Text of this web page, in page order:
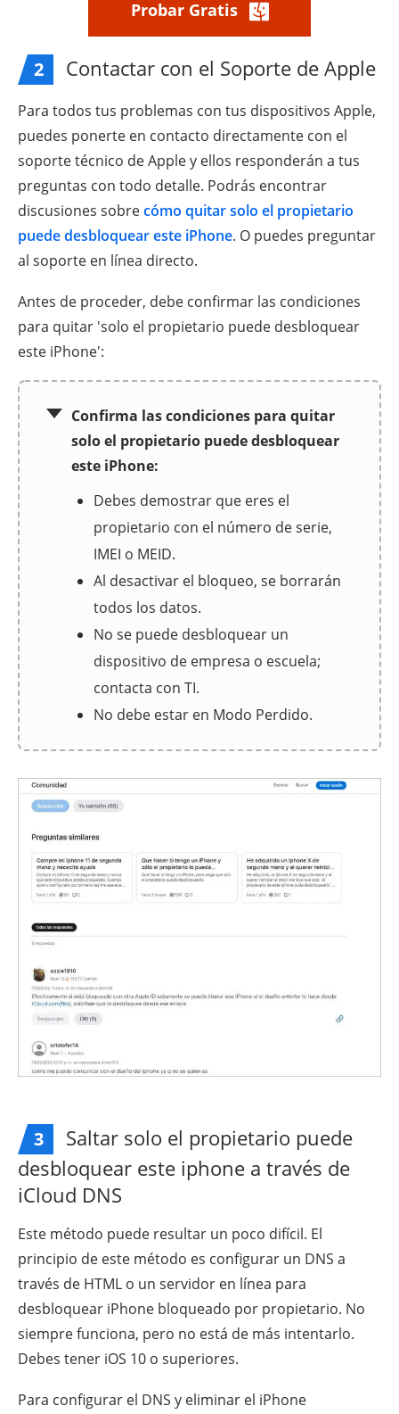
Probar Gratis
2 Contactar con el Soporte de Apple
Para todos tus problemas con tus dispositivos Apple,
puedes ponerte en contacto directamente con el
soporte técnico de Apple y ellos responderán a tus
preguntas con todo detalle. Podrás encontrar
discusiones sobrecómo quitar solo el propietario
puede desbloquear este iPhone. O puedes preguntar
al soporte en línea directo.
Antes de proceder, debe confirmar las condiciones
para quitar 'solo el propietario puede desbloquear
este iPhone':
Confirma las condiciones para quitar
solo el propietario puede desbloquear
este iPhone:
Debes demostrar que eres el
propietario con el número de serie,
IMEI o MEID.
Al desactivar el bloqueo, se borrarán
todos los datos.
No se puede desbloquear un
dispositivo de empresa o escuela;
contacta con TI.
No debe estar en Modo Perdido.
3
Saltar solo el propietario puede
desbloquear este iphone a través de
iCloud DNS
Este método puede resultar un poco difícil. El
principio de este método es configurar un DNS a
través de HTML o un servidor en línea para
desbloquear iPhone bloqueado por propietario. No
siempre funciona, pero no está de más intentarlo.
Debes tener iOS 10 o superiores.
Para configurar el DNS y eliminar el iPhone